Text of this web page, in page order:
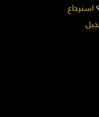
استرجاع